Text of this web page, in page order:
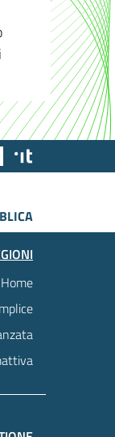
Team Digitale
Home